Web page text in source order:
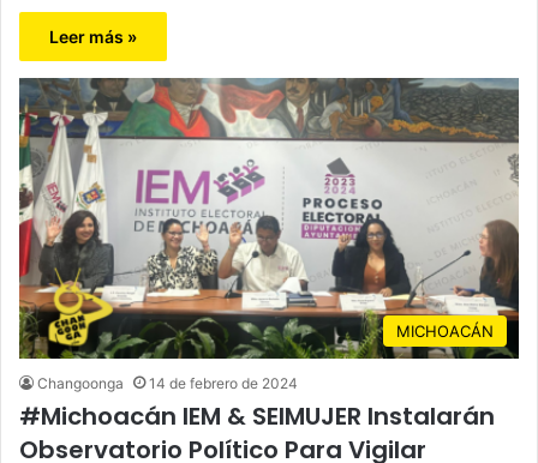
Leer más »
MICHOACÁN
Changoonga 14 de febrero de 2024
#Michoacán IEM & SEIMUJER Instalarán
Observatorio Político Para Vigilar